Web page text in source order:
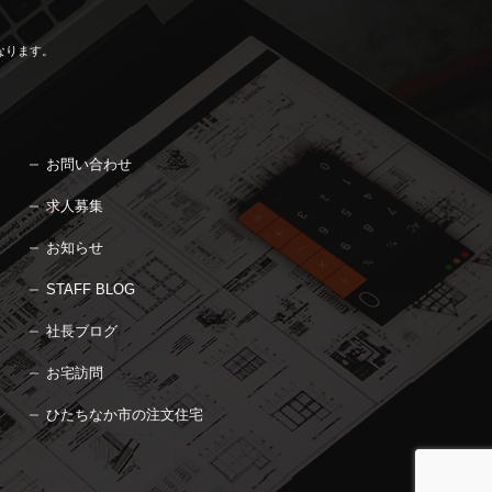
ます。
お問い合わせ
求人募集
お知らせ
STAFF BLOG
社長ブログ
お宅訪問
ひたちなか市の注文住宅